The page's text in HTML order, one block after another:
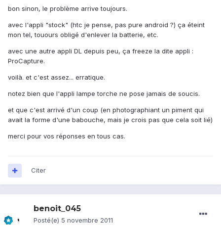
bon sinon, le problème arrive toujours.
avec l'appli "stock" (htc je pense, pas pure android ?) ça éteint
mon tel, touours obligé d'enlever la batterie, etc.
avec une autre appli DL depuis peu, ça freeze la dite appli :
ProCapture.
voilà. et c'est assez... erratique.
notez bien que l'appli lampe torche ne pose jamais de soucis.
et que c'est arrivé d'un coup (en photographiant un piment qui
avait la forme d'une babouche, mais je crois pas que cela soit lié)
merci pour vos réponses en tous cas.
Citer
benoit_045
Posté(e) 5 novembre 2011